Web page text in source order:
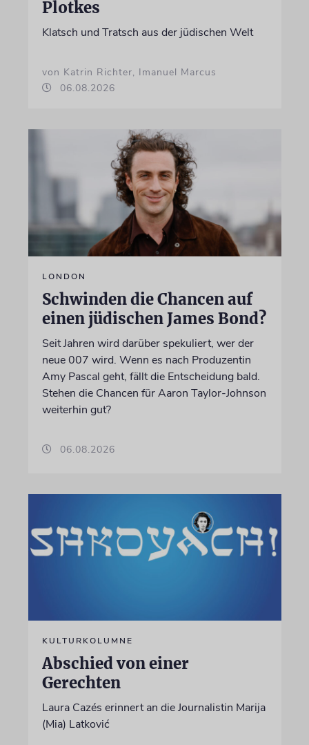
Plotkes
Klatsch und Tratsch aus der jüdischen Welt
von Katrin Richter, Imanuel Marcus
06.08.2026
LONDON
Schwinden die Chancen auf
einen jüdischen James Bond?
Seit Jahren wird darüber spekuliert, wer der
neue 007 wird. Wenn es nach Produzentin
Amy Pascal geht, fällt die Entscheidung bald.
Stehen die Chancen für Aaron Taylor-Johnson
weiterhin gut?
06.08.2026
KULTURKOLUMNE
Abschied von einer
Gerechten
Laura Cazés erinnert an die Journalistin Marija
(Mia) Latković